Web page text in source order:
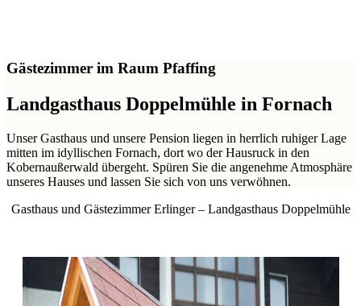
Gästezimmer im Raum Pfaffing
Landgasthaus Doppelmühle in Fornach
Unser Gasthaus und unsere Pension liegen in herrlich ruhiger Lage
mitten im idyllischen Fornach, dort wo der Hausruck in den
Kobernaußerwald übergeht. Spüren Sie die angenehme Atmosphäre
unseres Hauses und lassen Sie sich von uns verwöhnen.
Gasthaus und Gästezimmer Erlinger – Landgasthaus Doppelmühle